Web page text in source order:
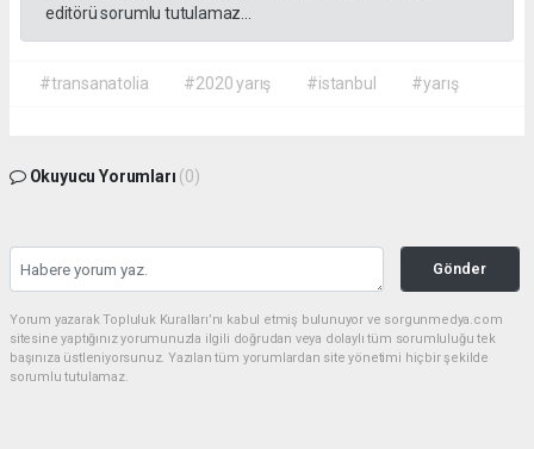
editörü sorumlu tutulamaz...
#transanatolia #2020 yarış #istanbul #yarış
Okuyucu Yorumları (0)
Gönder
Yorum yazarak Topluluk Kuralları’nı kabul etmiş bulunuyor ve sorgunmedya.com
sitesine yaptığınız yorumunuzla ilgili doğrudan veya dolaylı tüm sorumluluğu tek
başınıza üstleniyorsunuz. Yazılan tüm yorumlardan site yönetimi hiçbir şekilde
sorumlu tutulamaz.